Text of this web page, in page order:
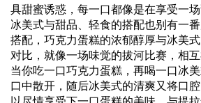
具甜蜜诱惑，每一口都像是在享受一场
冰美式与甜品、轻食的搭配也别有一
搭配，巧克力蛋糕的浓郁醇厚与冰美
对比，就像一场味觉的拔河比赛，相互
当你吃一口巧克力蛋糕，再喝一口冰
口中散开，随后冰美式的清爽又将口